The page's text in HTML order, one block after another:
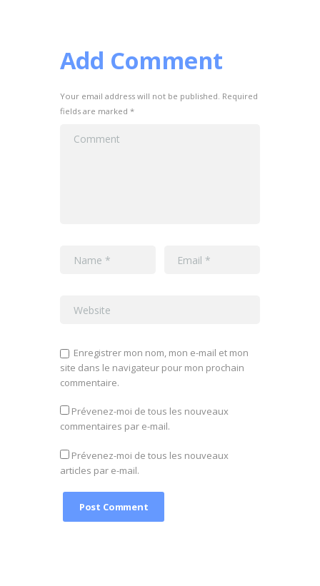
Add Comment
Your email address will not be published. Required
fields are marked *
Enregistrer mon nom, mon e-mail et mon
site dans le navigateur pour mon prochain
commentaire.
Prévenez-moi de tous les nouveaux
commentaires par e-mail.
Prévenez-moi de tous les nouveaux
articles par e-mail.